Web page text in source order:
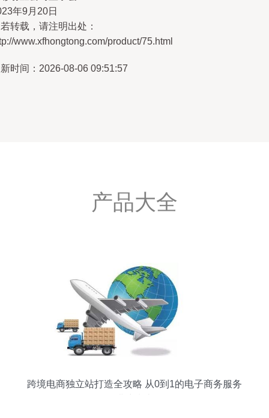
年9月20日
转载，请注明出处：
www.xfhongtong.com/product/75.html
时间：2026-08-06 09:51:57
产品大全
跨境电商独立站打造全攻略 从0到1的电子商务服务